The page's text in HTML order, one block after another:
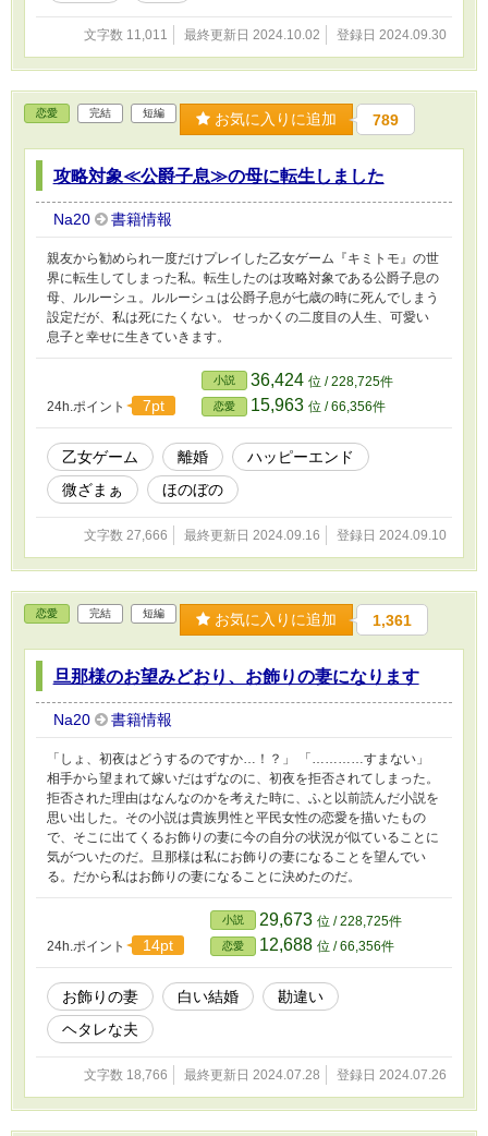
文字数 11,011 最終更新日 2024.10.02 登録日 2024.09.30
恋愛 完結 短編 お気に入りに追加 789
攻略対象≪公爵子息≫の母に転生しました
Na20 書籍情報
親友から勧められ一度だけプレイした乙女ゲーム『キミトモ』の世
界に転生してしまった私。転生したのは攻略対象である公爵子息の
母、ルルーシュ。ルルーシュは公爵子息が七歳の時に死んでしまう
設定だが、私は死にたくない。 せっかくの二度目の人生、可愛い
息子と幸せに生きていきます。
24h.ポイント 7pt
小説 36,424 位 / 228,725件
恋愛 15,963 位 / 66,356件
乙女ゲーム 離婚
ハッピーエンド
微ざまぁ
ほのぼの
文字数 27,666 最終更新日 2024.09.16 登録日 2024.09.10
恋愛 完結 短編 お気に入りに追加 1,361
旦那様のお望みどおり、お飾りの妻になります
Na20 書籍情報
「しょ、初夜はどうするのですか…！？」 「…………すまない」
相手から望まれて嫁いだはずなのに、初夜を拒否されてしまった。
拒否された理由はなんなのかを考えた時に、ふと以前読んだ小説を
思い出した。その小説は貴族男性と平民女性の恋愛を描いたもの
で、そこに出てくるお飾りの妻に今の自分の状況が似ていることに
気がついたのだ。旦那様は私にお飾りの妻になることを望んでい
る。だから私はお飾りの妻になることに決めたのだ。
24h.ポイント 14pt
小説 29,673 位 / 228,725件
恋愛 12,688 位 / 66,356件
お飾りの妻 白い結婚
勘違い
ヘタレな夫
文字数 18,766 最終更新日 2024.07.28 登録日 2024.07.26